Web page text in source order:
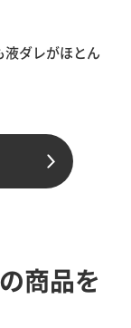
液ダレがほとん
付属)
商品を